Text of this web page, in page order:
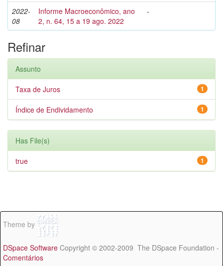
2022-
08
Informe Macroeconômico, ano
2, n. 64, 15 a 19 ago. 2022
-
Refinar
Assunto
1
Taxa de Juros
1
Índice de Endividamento
Has File(s)
1
true
Theme by
DSpace Software Copyright © 2002-2009 The DSpace Foundation -
Comentários